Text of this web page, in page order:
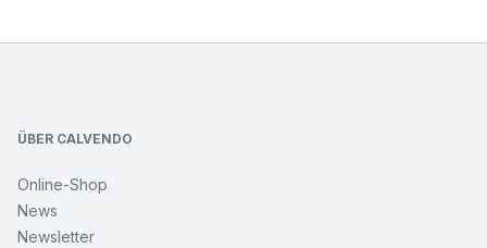
ÜBER CALVENDO
Online-Shop
News
Newsletter